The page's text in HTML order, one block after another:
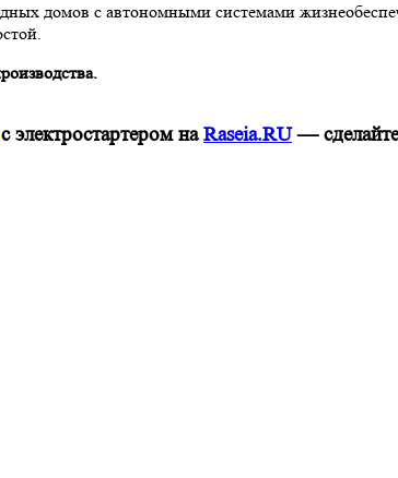
домов с автономными системами
электростартером наRaseia.RU—